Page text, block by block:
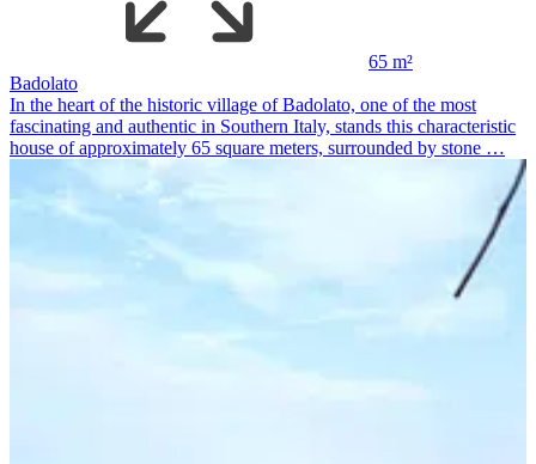
65 m²
Badolato
In the heart of the historic village of Badolato, one of the most
fascinating and authentic in Southern Italy, stands this characteristic
house of approximately 65 square meters, surrounded by stone …